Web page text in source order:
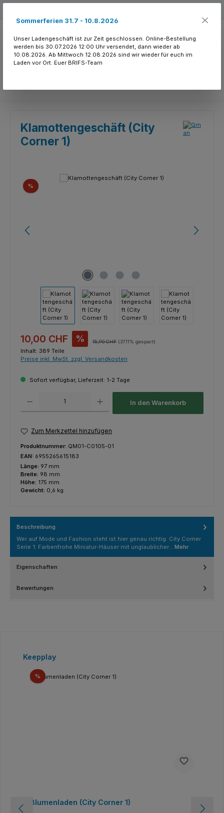
Klamottengeschäft (City
Corner 1)
Bildergalerie überspringen
% Rabatt
Verkaufspreis:
10,00 CHF % Regulärer Preis:
15,90 CHF (37.11% gespart)
Inhalt: 389 Teile
Preise inkl. MwSt. zzgl. Versandkosten
Sofort verfügbar, Lieferzeit: 1-2 Tage
In den Warenkorb
Zum Merkzettel hinzufügen
Produktnummer: QM01-C0105-01
EAN: 6955265615183
Länge: 97 mm
Breite: 98 mm
Höhe: 175 mm
Gewicht: 0,6 kg
Beschreibung
Wer auf Mode und Fashion steht ist hier genau richtig. City Corner
Serie 1: Farbenfrohe Miniatur-Häuser mit unglaublicher… Mehr
Eigenschaften
Bewertungen
Produktgalerie überspringen
Keepplay
%Rabatt
Blumenladen (City Corner 1)
Sommerferien 31.7 - 10.8.2026
Unser Ladengeschäft ist zur Zeit geschlossen. Online-Bestellung
werden bis 30.07.2026 12:00 Uhr versendet, dann wieder ab
10.08.2026. Ab Mittwoch 12.08.2026 sind wir wieder für euch im
Laden vor Ort. Euer BRIFS-Team